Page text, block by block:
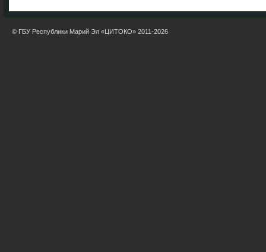
© ГБУ Республики Марий Эл «ЦИТОКО» 2011-2026